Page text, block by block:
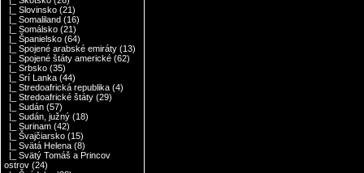
|_ Slovinsko (21)
|_ Somaliland (16)
|_ Somálsko (21)
|_ Španielsko (64)
|_ Spojené arabské emiráty (13)
|_ Spojené štáty americké (62)
|_ Srbsko (35)
|_ Srí Lanka (44)
|_ Stredoafrická republika (4)
|_ Stredoafrické štáty (29)
|_ Sudán (57)
|_ Sudán, južný (18)
|_ Surinam (42)
|_ Švajčiarsko (15)
|_ Svätá Helena (8)
|_ Svätý Tomáš a Princov
ostrov (24)